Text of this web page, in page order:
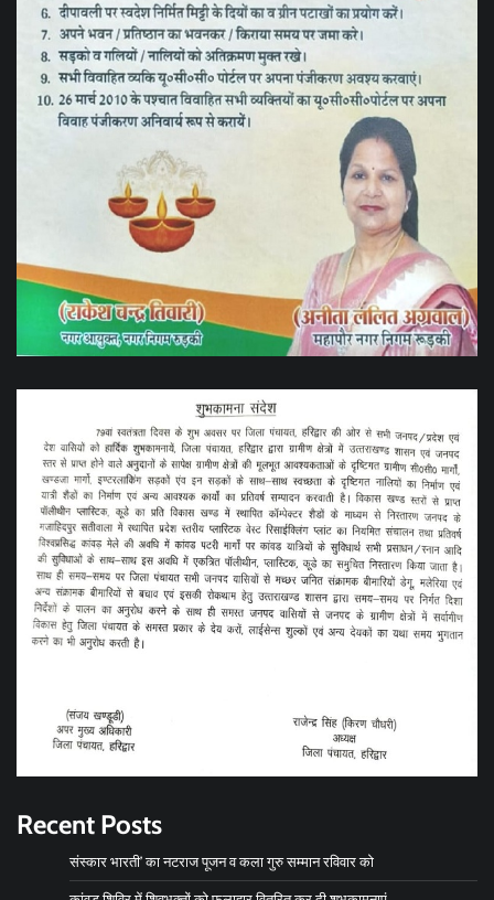
Recent Posts
संस्कार भारती’ का नटराज पूजन व कला गुरु सम्मान रविवार को